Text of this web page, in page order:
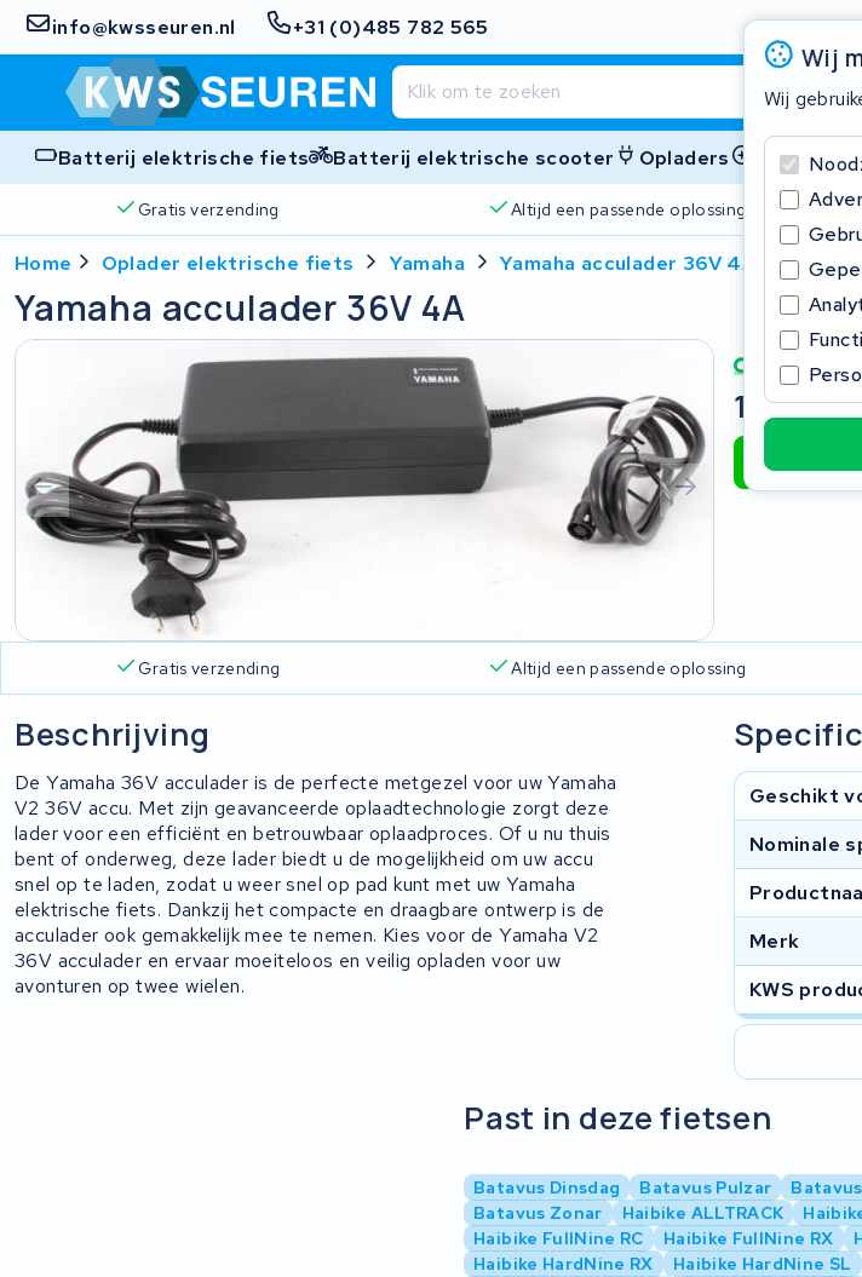
info@kwsseuren.nl +31 (0)485 782 565
Batterij elektrische fiets Batterij elektrische scooter Opladers
Gratis verzending Altijd een passende oplossing
Wij
Wij
Home Oplader elektrische fiets Yamaha Yamaha acculader 36V 4A
Yamaha acculader 36V 4A
145,00
Gratis verzending Altijd een passende oplossing
Beschrijving
De Yamaha 36V acculader is de perfecte metgezel voor uw Yamaha
V2 36V accu. Met zijn geavanceerde oplaadtechnologie zorgt deze
lader voor een efficiënt en betrouwbaar oplaadproces. Of u nu thuis
bent of onderweg, deze lader biedt u de mogelijkheid om uw accu
snel op te laden, zodat u weer snel op pad kunt met uw Yamaha
elektrische fiets. Dankzij het compacte en draagbare ontwerp is de
acculader ook gemakkelijk mee te nemen. Kies voor de Yamaha V2
36V acculader en ervaar moeiteloos en veilig opladen voor uw
avonturen op twee wielen.
Geschikt
Nominale
Merk
KWS
Past in deze fietsen
Batavus Dinsdag Batavus Pulzar
Batavus Zonar
Haibike ALLTRACK
Haibike FullNine RC
Haibike FullNine RX
Haibike HardNine RX
Haibike HardNine SL
Begin te typen in de